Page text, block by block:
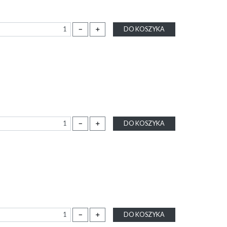
－ ＋ DO KOSZYKA
－ ＋ DO KOSZYKA
－ ＋ DO KOSZYKA